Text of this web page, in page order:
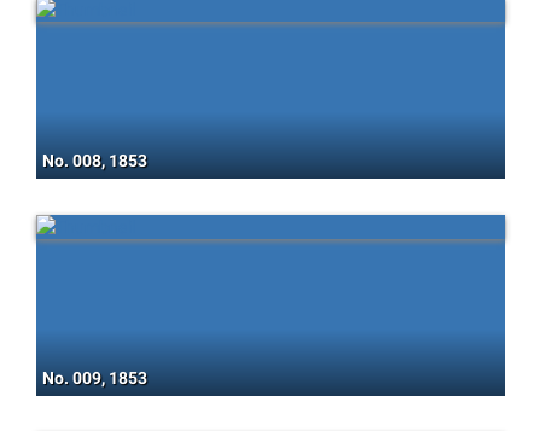
No. 008, 1853
No. 009, 1853